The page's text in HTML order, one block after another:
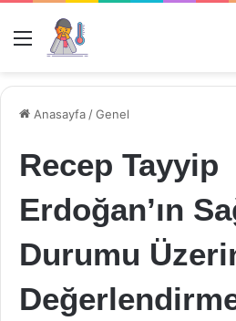
Menü
Anasayfa /Genel
Recep Tayyip
Erdoğan’ın
Durumu